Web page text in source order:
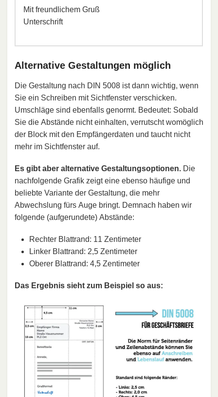
Mit freundlichem Gruß
Unterschrift
Alternative Gestaltungen möglich
Die Gestaltung nach DIN 5008 ist dann wichtig, wenn
Sie ein Schreiben mit Sichtfenster verschicken.
Umschläge sind ebenfalls genormt. Bedeutet: Sobald
Sie die Abstände nicht einhalten, verrutscht womöglich
der Block mit den Empfängerdaten und taucht nicht
mehr im Sichtfenster auf.
Es gibt aber alternative Gestaltungsoptionen. Die
nachfolgende Grafik zeigt eine ebenso häufige und
beliebte Variante der Gestaltung, die mehr
Abwechslung fürs Auge bringt. Demnach haben wir
folgende (aufgerundete) Abstände:
Rechter Blattrand: 11 Zentimeter
Linker Blattrand: 2,5 Zentimeter
Oberer Blattrand: 4,5 Zentimeter
Das Ergebnis sieht zum Beispiel so aus: